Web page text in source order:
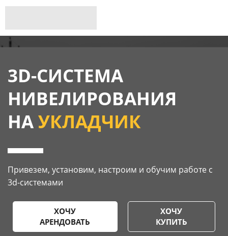
3D-СИСТЕМА
НИВЕЛИРОВАНИЯ
НАУКЛАДЧИК
Привезем, установим, настроим и обучим работе с
3d-системами
ХОЧУ
АРЕНДОВАТЬ
ХОЧУ
КУПИТЬ